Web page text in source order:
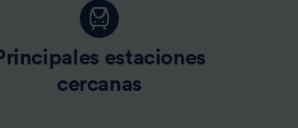
estaciones
cercanas